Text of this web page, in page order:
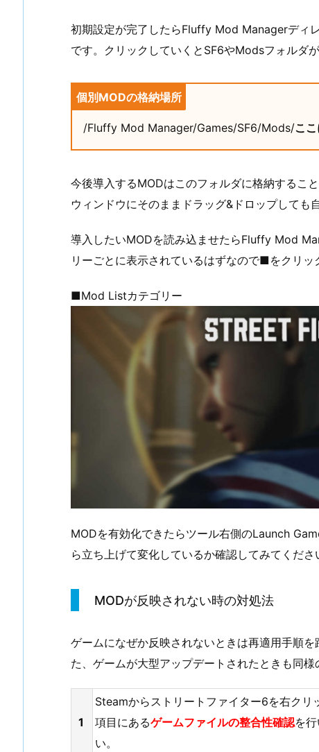
初期設定が完了したらFluffy Mod Managerディ
です。クリックしていくとSF6やModsフォルダが
個別MODの格納場所
/Fluffy Mod Manager/Games/SF6/Mods/こ
今後導入するMODはこのフォルダに格納するこ
ウィンドウにそのままドラッグ&ドロップしても
導入したいMODを読み込ませたらFluffy Mod
リーごとに表示されているはずなので■をクリッ
■Mod Listカテゴリー
MODを有効化できたらツール右側のLaunch
ら立ち上げて変化しているか確認してみてくださ
MODが反映されない時の対処法
ゲームになぜか反映されないときは再適用手順
た、ゲームが大型アップデートされたときも同様
1
Steamからストリートファイター6を右ク
項目にあるゲームファイルの整合性確認を
い。